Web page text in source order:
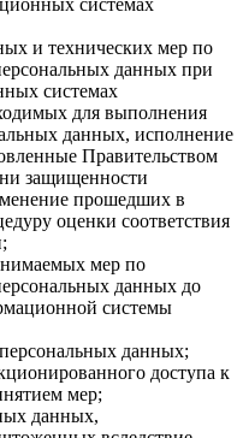
системах
и технических мер по
данных при
системах
для выполнения
данных, исполнение
Правительством
защищенности
прошедших в
оценки соответствия
мер по
данных до
системы
данных;
доступа к
мер;
данных,